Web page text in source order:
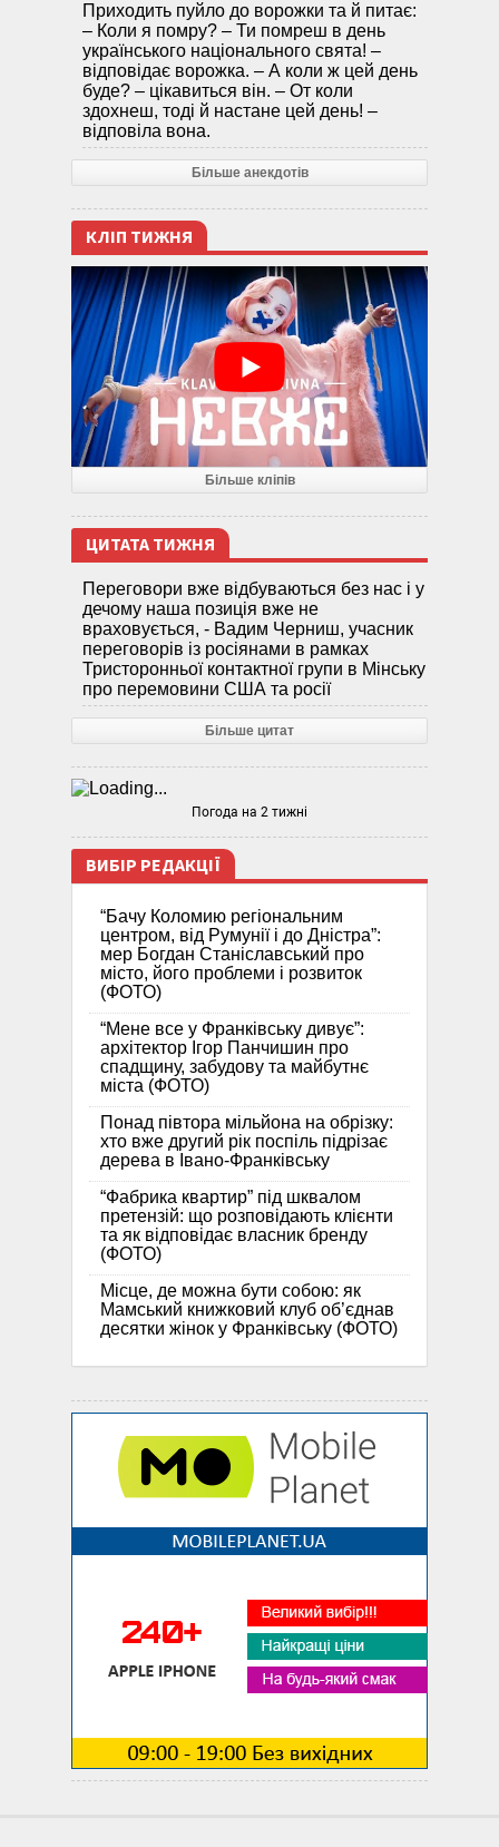
Приходить пуйло до ворожки та й питає:
– Коли я помру? – Ти помреш в день
українського національного свята! –
відповідає ворожка. – А коли ж цей день
буде? – цікавиться він. – От коли
здохнеш, тоді й настане цей день! –
відповіла вона.
Більше анекдотів
КЛІП ТИЖНЯ
Більше кліпів
ЦИТАТА ТИЖНЯ
Переговори вже відбуваються без нас і у
дечому наша позиція вже не
враховується, - Вадим Черниш, учасник
переговорів із росіянами в рамках
Тристоронньої контактної групи в Мінську
про перемовини США та росії
Більше цитат
Погода на 2 тижні
ВИБІР РЕДАКЦІЇ
“Бачу Коломию регіональним
центром, від Румунії і до Дністра”:
мер Богдан Станіславський про
місто, його проблеми і розвиток
(ФОТО)
“Мене все у Франківську дивує”:
архітектор Ігор Панчишин про
спадщину, забудову та майбутнє
міста (ФОТО)
Понад півтора мільйона на обрізку:
хто вже другий рік поспіль підрізає
дерева в Івано-Франківську
“Фабрика квартир” під шквалом
претензій: що розповідають клієнти
та як відповідає власник бренду
(ФОТО)
Місце, де можна бути собою: як
Мамський книжковий клуб об’єднав
десятки жінок у Франківську (ФОТО)